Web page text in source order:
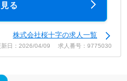
る
株式会社桜十字の求人一覧
新日：2026/04/09 求人番号：9775030